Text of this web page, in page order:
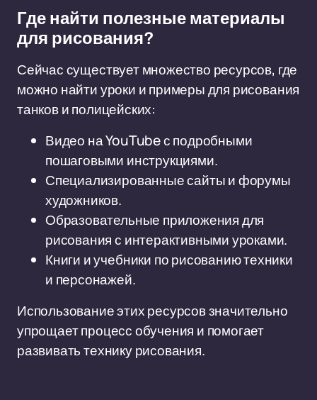
Где найти полезные материалы
для рисования?
Сейчас существует множество ресурсов, где
можно найти уроки и примеры для рисования
танков и полицейских:
Видео на YouTube с подробными
пошаговыми инструкциями.
Специализированные сайты и форумы
художников.
Образовательные приложения для
рисования с интерактивными уроками.
Книги и учебники по рисованию техники
и персонажей.
Использование этих ресурсов значительно
упрощает процесс обучения и помогает
развивать технику рисования.